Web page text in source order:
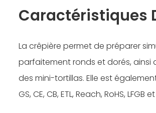
Caractéristiques
La crêpière permet de préparer
parfaitement ronds et dorés,
des mini-tortillas. Elle est
GS, CE, CB, ETL, Reach, RoHS, LFGB